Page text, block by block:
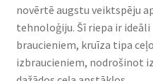
novērtē augstu veiktspēju
tehnoloģiju. Šī riepa ir
braucieniem, kruīza tipa
izbraucieniem, nodrošinot